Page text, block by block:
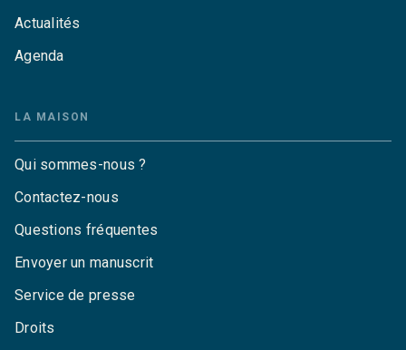
Actualités
Agenda
LA MAISON
Qui sommes-nous ?
Contactez-nous
Questions fréquentes
Envoyer un manuscrit
Service de presse
Droits